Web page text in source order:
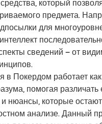
который
предмета.
для
сведений – от
в Покердом работает
помогая
и нюансы, которые
анализе. Данный